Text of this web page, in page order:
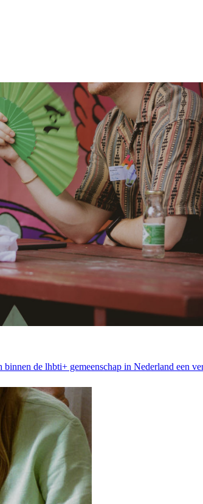
de lhbti+ gemeenschap in Nederland een